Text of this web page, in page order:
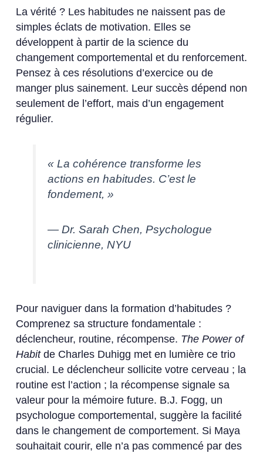
La vérité ? Les habitudes ne naissent pas de
simples éclats de motivation. Elles se
développent à partir de la science du
changement comportemental et du renforcement.
Pensez à ces résolutions d’exercice ou de
manger plus sainement. Leur succès dépend non
seulement de l’effort, mais d’un engagement
régulier.
« La cohérence transforme les
actions en habitudes. C’est le
fondement, »
— Dr. Sarah Chen, Psychologue
clinicienne, NYU
Pour naviguer dans la formation d’habitudes ?
Comprenez sa structure fondamentale :
déclencheur, routine, récompense. The Power of
Habitde Charles Duhigg met en lumière ce trio
crucial. Le déclencheur sollicite votre cerveau ; la
routine est l’action ; la récompense signale sa
valeur pour la mémoire future. B.J. Fogg, un
psychologue comportemental, suggère la facilité
dans le changement de comportement. Si Maya
souhaitait courir, elle n’a pas commencé par des